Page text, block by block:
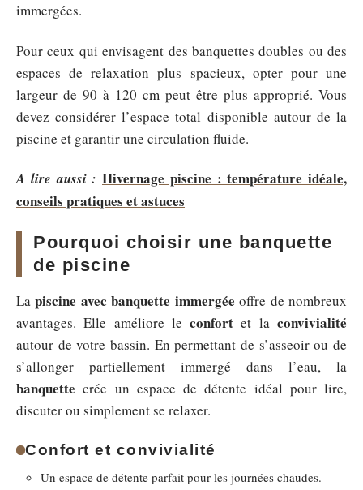
immergées.
Pour ceux qui envisagent des banquettes doubles ou des
espaces de relaxation plus spacieux, opter pour une
largeur de 90 à 120 cm peut être plus approprié. Vous
devez considérer l’espace total disponible autour de la
piscine et garantir une circulation fluide.
A lire aussi : Hivernage piscine : température idéale,
conseils pratiques et astuces
Pourquoi choisir une banquette
de piscine
Lapiscine avec banquette immergée offre de nombreux
avantages. Elle améliore leconfort et laconvivialité
autour de votre bassin. En permettant de s’asseoir ou de
s’allonger partiellement immergé dans l’eau, la
banquette crée un espace de détente idéal pour lire,
discuter ou simplement se relaxer.
Confort et convivialité
Un espace de détente parfait pour les journées chaudes.